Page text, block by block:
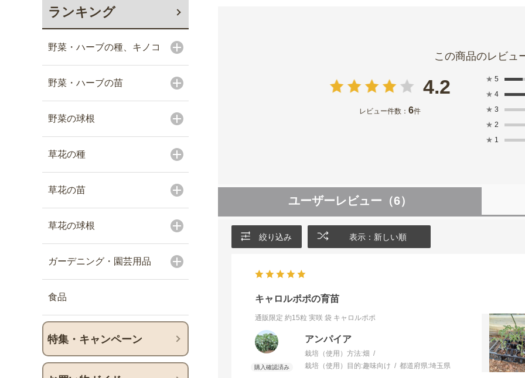
ランキング
野菜・ハーブの種、キノコ
野菜・ハーブの苗
野菜の球根
草花の種
草花の苗
草花の球根
ガーデニング・園芸用品
食品
特集・キャンペーン
4.2
レビュー件数： 6件
★ 5
★ 4
★ 3
★ 2
★ 1
ユーザーレビュー （6）
絞り込み 表示：新しい順
キャロルポポの育苗
通販限定 約15粒 実咲 袋 キャロルポポ
アンパイア
栽培（使用）方法:畑
栽培（使用）目的:趣味向け 都道府県:埼玉県